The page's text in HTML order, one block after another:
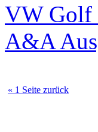
VW Golf
A&A
« 1 Seite zurück